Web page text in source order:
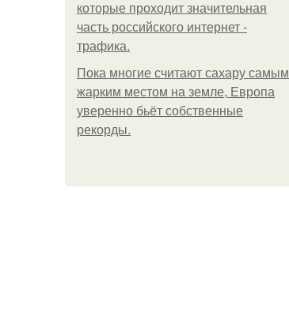
которые проходит значительная
часть российского интернет -
трафика.
Пока многие считают сахару самым
жарким местом на земле, Европа
уверенно бьёт собственные
рекорды.